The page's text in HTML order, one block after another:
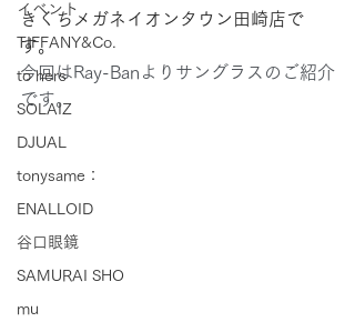
イベント
TIFFANY&Co.
to hers
SOLAIZ
DJUAL
tonysame：
ENALLOID
谷口眼鏡
SAMURAI SHO
mu
きくちメガネイオンタウン田崎店で
す。
今回はRay-Banよりサングラスのご紹介
です。